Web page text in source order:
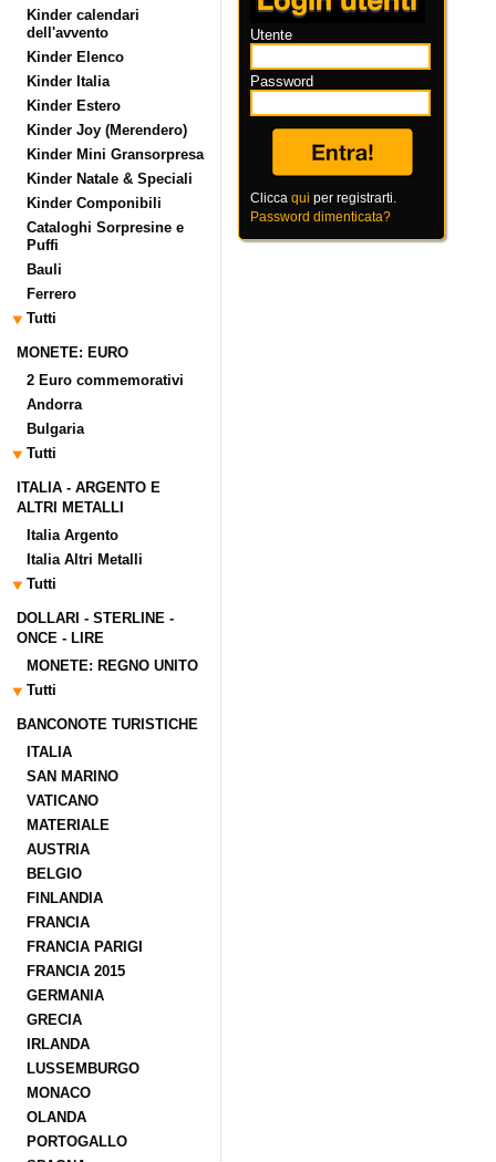
Kinder calendari
dell'avvento
Kinder Elenco
Kinder Italia
Kinder Estero
Kinder Joy (Merendero)
Kinder Mini Gransorpresa
Kinder Natale & Speciali
Kinder Componibili
Cataloghi Sorpresine e
Puffi
Bauli
Ferrero
Tutti
MONETE: EURO
2 Euro commemorativi
Andorra
Bulgaria
Tutti
ITALIA - ARGENTO E
ALTRI METALLI
Italia Argento
Italia Altri Metalli
Tutti
DOLLARI - STERLINE -
ONCE - LIRE
MONETE: REGNO UNITO
Tutti
BANCONOTE TURISTICHE
ITALIA
SAN MARINO
VATICANO
MATERIALE
AUSTRIA
BELGIO
FINLANDIA
FRANCIA
FRANCIA PARIGI
FRANCIA 2015
GERMANIA
GRECIA
IRLANDA
LUSSEMBURGO
MONACO
OLANDA
PORTOGALLO
Utente
Password
Clicca qui per registrarti.
Password dimenticata?